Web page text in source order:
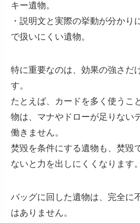
キー遺物。
・説明文と実際の挙動が分かり
で扱いにくい遺物。
特に重要なのは、効果の強さだ
す。
たとえば、カードを多く使うこ
物は、マナやドローが足りない
働きません。
焚毀を条件にする遺物も、焚毀
ないと力を出しにくくなります。
バッグに回した遺物は、完全に
はありません。